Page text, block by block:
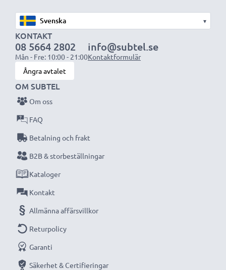
kvaliteten. Beställ nu!
▾
KONTAKT
08 5664 2802
Mån - Fre: 10:00 - 21:00
info@subtel.se
Kontaktformulär
Ångra avtalet
OM SUBTEL
Om oss
FAQ
Betalning och frakt
B2B & storbeställningar
Kataloger
Kontakt
Allmänna affärsvillkor
Returpolicy
Garanti
Säkerhet & Certifieringar